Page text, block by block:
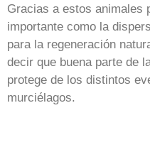
Gracias a estos animales
importante como la
para la regeneración
decir que buena parte de
protege de los distintos
murciélagos.